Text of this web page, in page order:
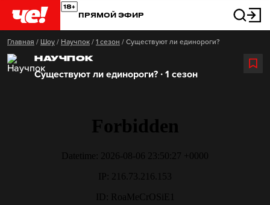
ПРЯМОЙ ЭФИР
Главная / Шоу / Научпок / 1 сезон / Существуют ли единороги?
НАУЧПОК
Существуют ли единороги? ∙ 1 сезон